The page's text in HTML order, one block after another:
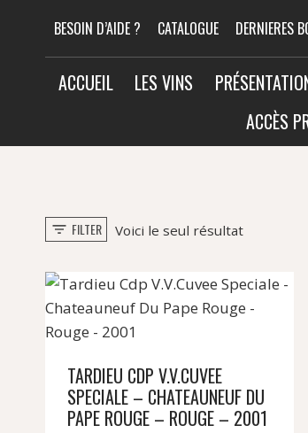
contenu
BESOIN D’AIDE ? CATALOGUE DERNIERES
ACCUEIL LES VINS
ACCÈS
FILTER Voici le seul résultat
TARDIEU CDP V.V.CUVEE
SPECIALE – CHATEAUNEUF DU
PAPE ROUGE – ROUGE – 2001